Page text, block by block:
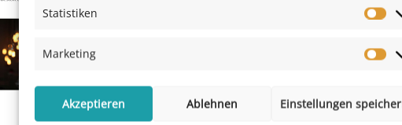
Statistiken
Marketing
Akzeptieren Ablehnen Einstellungen